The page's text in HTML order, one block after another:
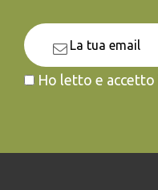
Ho letto e accetto